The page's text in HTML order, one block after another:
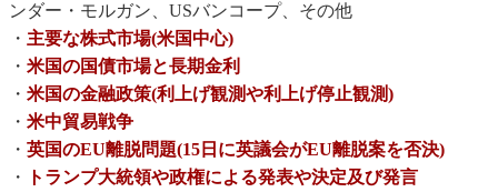
ンダー・モルガン、USバンコープ、その他
・ 主要な株式市場(米国中心)
・ 米国の国債市場と長期金利
・ 米国の金融政策(利上げ観測や利上げ停止観測)
・ 米中貿易戦争
・ 英国のEU離脱問題(15日に英議会がEU離脱案を否決)
・
トランプ大統領や政権による発表や決定及び発言